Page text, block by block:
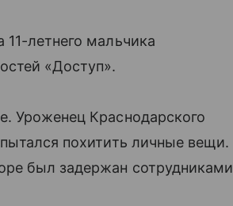
летнего мальчика
«Доступ».
Уроженец Краснодарского
похитить личные вещи.
был задержан сотрудниками